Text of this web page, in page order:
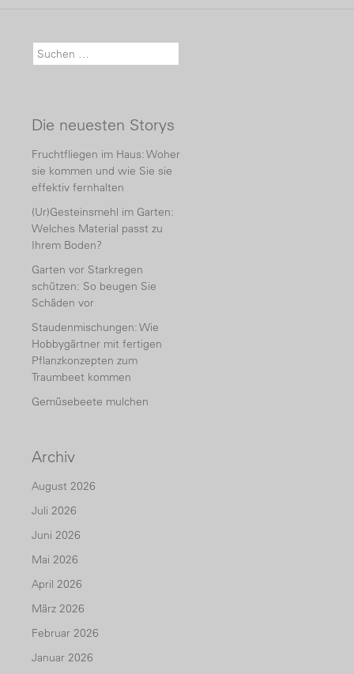
Suche nach:
Die neuesten Storys
Fruchtfliegen im Haus: Woher
sie kommen und wie Sie sie
effektiv fernhalten
(Ur)Gesteinsmehl im Garten:
Welches Material passt zu
Ihrem Boden?
Garten vor Starkregen
schützen: So beugen Sie
Schäden vor
Staudenmischungen: Wie
Hobbygärtner mit fertigen
Pflanzkonzepten zum
Traumbeet kommen
Gemüsebeete mulchen
Archiv
August 2026
Juli 2026
Juni 2026
Mai 2026
April 2026
März 2026
Februar 2026
Januar 2026